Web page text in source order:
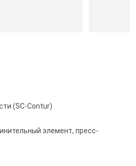
(SC‑Contur)
элемент, пресс-